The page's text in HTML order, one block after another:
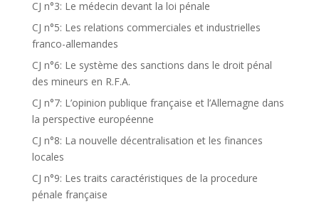
CJ n°3: Le médecin devant la loi pénale
CJ n°5: Les relations commerciales et industrielles
franco-allemandes
CJ n°6: Le système des sanctions dans le droit pénal
des mineurs en R.F.A.
CJ n°7: L’opinion publique française et l’Allemagne dans
la perspective européenne
CJ n°8: La nouvelle décentralisation et les finances
locales
CJ n°9: Les traits caractéristiques de la procedure
pénale française